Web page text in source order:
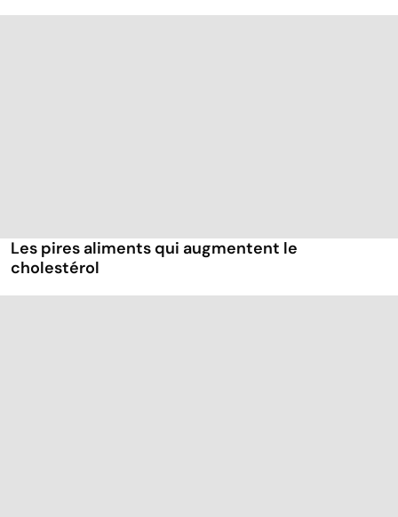
Les pires aliments qui augmentent le
cholestérol